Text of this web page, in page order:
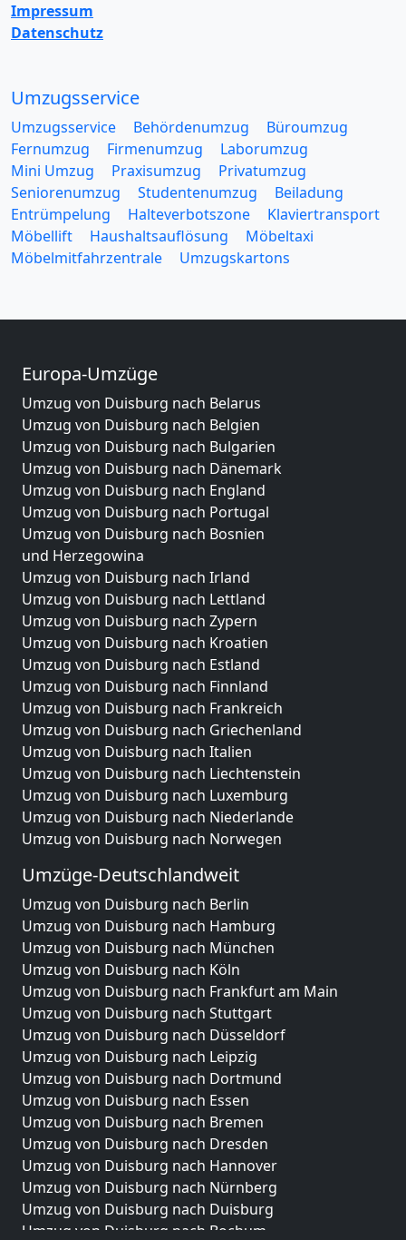
Impressum
Datenschutz
Umzugsservice
Umzugsservice Behördenumzug
Büroumzug
Fernumzug
Firmenumzug
Laborumzug
Mini Umzug
Praxisumzug
Privatumzug
Seniorenumzug
Studentenumzug
Beiladung
Entrümpelung
Halteverbotszone
Klaviertransport
Möbellift
Haushaltsauflösung
Möbeltaxi
Möbelmitfahrzentrale
Umzugskartons
Europa-Umzüge
Umzug von Duisburg nach Belarus
Umzug von Duisburg nach Belgien
Umzug von Duisburg nach Bulgarien
Umzug von Duisburg nach Dänemark
Umzug von Duisburg nach England
Umzug von Duisburg nach Portugal
Umzug von Duisburg nach Bosnien
und Herzegowina
Umzug von Duisburg nach Irland
Umzug von Duisburg nach Lettland
Umzug von Duisburg nach Zypern
Umzug von Duisburg nach Kroatien
Umzug von Duisburg nach Estland
Umzug von Duisburg nach Finnland
Umzug von Duisburg nach Frankreich
Umzug von Duisburg nach Griechenland
Umzug von Duisburg nach Italien
Umzug von Duisburg nach Liechtenstein
Umzug von Duisburg nach Luxemburg
Umzug von Duisburg nach Niederlande
Umzug von Duisburg nach Norwegen
Umzüge-Deutschlandweit
Umzug von Duisburg nach Berlin
Umzug von Duisburg nach Hamburg
Umzug von Duisburg nach München
Umzug von Duisburg nach Köln
Umzug von Duisburg nach Frankfurt am Main
Umzug von Duisburg nach Stuttgart
Umzug von Duisburg nach Düsseldorf
Umzug von Duisburg nach Leipzig
Umzug von Duisburg nach Dortmund
Umzug von Duisburg nach Essen
Umzug von Duisburg nach Bremen
Umzug von Duisburg nach Dresden
Umzug von Duisburg nach Hannover
Umzug von Duisburg nach Nürnberg
Umzug von Duisburg nach Duisburg
Umzug von Duisburg nach Bochum